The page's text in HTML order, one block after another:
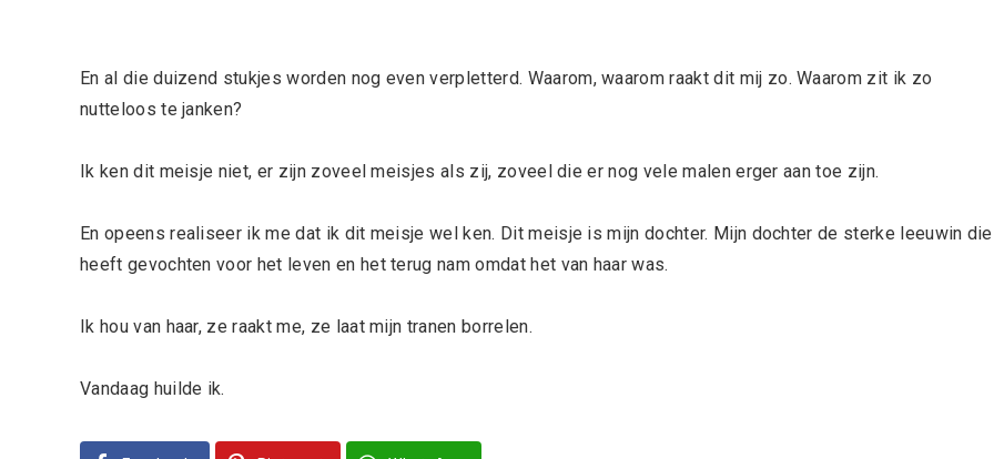
En al die duizend stukjes worden nog even verpletterd. Waarom, waarom raakt dit mij zo. Waarom zit ik zo
nutteloos te janken?
Ik ken dit meisje niet, er zijn zoveel meisjes als zij, zoveel die er nog vele malen erger aan toe zijn.
En opeens realiseer ik me dat ik dit meisje wel ken. Dit meisje is mijn dochter. Mijn dochter de sterke leeuwin die
heeft gevochten voor het leven en het terug nam omdat het van haar was.
Ik hou van haar, ze raakt me, ze laat mijn tranen borrelen.
Vandaag huilde ik.